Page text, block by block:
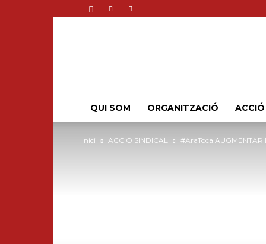
QUI SOM ORGANITZACIÓ
Inici ACCIÓ SINDICAL #AraToca AUGMENTAR